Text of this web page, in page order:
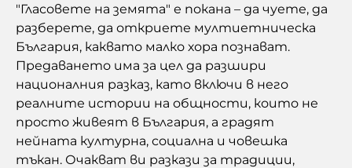
"Гласовете на земята" е покана – да чуете, да
разберете, да откриете мултиетническа
България, каквато малко хора познават.
Предаването има за цел да разшири
националния разказ, като включи в него
реалните истории на общности, които не
просто живеят в България, а градят
нейната културна, социална и човешка
тъкан. Очакват ви разкази за традиции,